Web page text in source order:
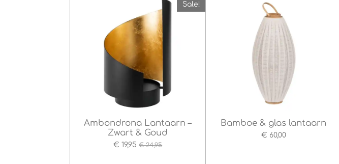
Sale!
Ambondrona Lantaarn –
Zwart & Goud
€ 19,95 € 24,95
Bamboe & glas lantaarn
€ 60,00